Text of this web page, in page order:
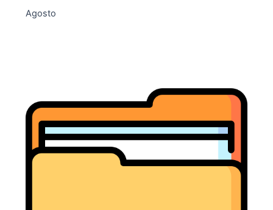
Agosto